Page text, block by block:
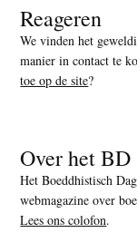
Reageren
We vinden het
manier in contact te
toe op de site?
Over het BD
Het Boeddhistisch
webmagazine over
Lees ons colofon.